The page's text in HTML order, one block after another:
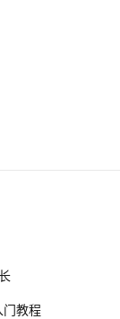
Java
门教程